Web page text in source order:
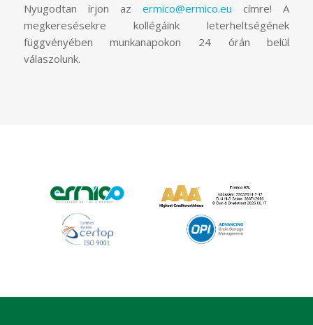
Nyugodtan írjon azermico@ermico.eu címre! A
megkeresésekre kollégáink leterheltségének
függvényében munkanapokon 24 órán belül
válaszolunk.